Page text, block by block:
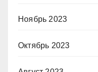
Ноябрь 2023
Октябрь 2023